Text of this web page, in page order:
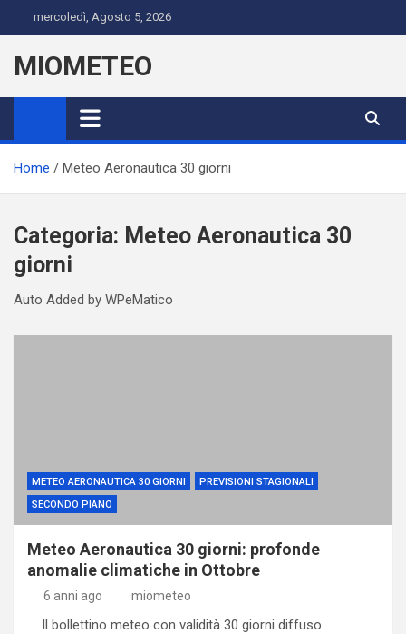
to
content
mercoledì, Agosto 5, 2026
MIOMETEO
Home Meteo Aeronautica 30 giorni
Categoria: Meteo Aeronautica 30
giorni
Auto Added by WPeMatico
METEO AERONAUTICA 30 GIORNI
PREVISIONI STAGIONALI
SECONDO PIANO
Meteo Aeronautica 30 giorni: profonde
anomalie climatiche in Ottobre
6 anni ago miometeo
Il bollettino meteo con validità 30 giorni diffuso